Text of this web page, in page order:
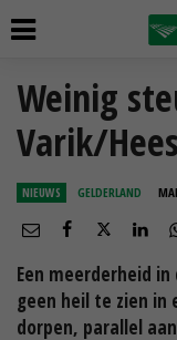
Weinig
Varik/
NIEUWS GELDERLAND
Een meerderheid
geen heil te zien in
dorpen, parallel